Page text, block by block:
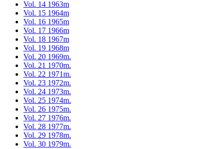
Vol. 14 1963m
Vol. 15 1964m
Vol. 16 1965m
Vol. 17 1966m
Vol. 18 1967m
Vol. 19 1968m
Vol. 20 1969m.
Vol. 21 1970m.
Vol. 22 1971m.
Vol. 23 1972m.
Vol. 24 1973m.
Vol. 25 1974m.
Vol. 26 1975m.
Vol. 27 1976m.
Vol. 28 1977m.
Vol. 29 1978m.
Vol. 30 1979m.